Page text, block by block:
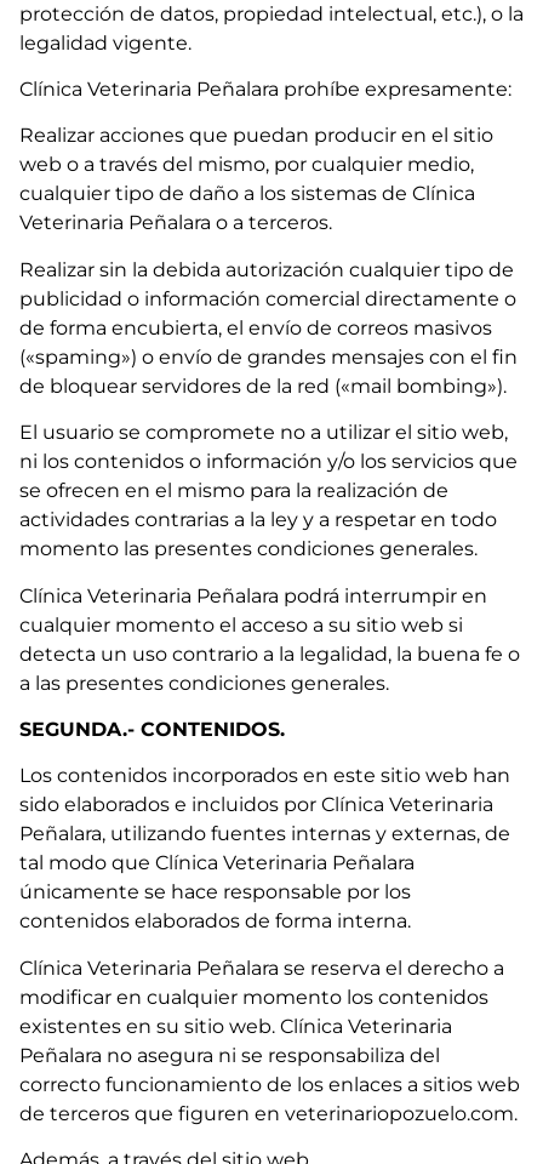
protección de datos, propiedad intelectual, etc.), o la
legalidad vigente.
Clínica Veterinaria Peñalara prohíbe expresamente:
Realizar acciones que puedan producir en el sitio
web o a través del mismo, por cualquier medio,
cualquier tipo de daño a los sistemas de Clínica
Veterinaria Peñalara o a terceros.
Realizar sin la debida autorización cualquier tipo de
publicidad o información comercial directamente o
de forma encubierta, el envío de correos masivos
(«spaming») o envío de grandes mensajes con el fin
de bloquear servidores de la red («mail bombing»).
El usuario se compromete no a utilizar el sitio web,
ni los contenidos o información y/o los servicios que
se ofrecen en el mismo para la realización de
actividades contrarias a la ley y a respetar en todo
momento las presentes condiciones generales.
Clínica Veterinaria Peñalara podrá interrumpir en
cualquier momento el acceso a su sitio web si
detecta un uso contrario a la legalidad, la buena fe o
a las presentes condiciones generales.
SEGUNDA.- CONTENIDOS.
Los contenidos incorporados en este sitio web han
sido elaborados e incluidos por Clínica Veterinaria
Peñalara, utilizando fuentes internas y externas, de
tal modo que Clínica Veterinaria Peñalara
únicamente se hace responsable por los
contenidos elaborados de forma interna.
Clínica Veterinaria Peñalara se reserva el derecho a
modificar en cualquier momento los contenidos
existentes en su sitio web. Clínica Veterinaria
Peñalara no asegura ni se responsabiliza del
correcto funcionamiento de los enlaces a sitios web
de terceros que figuren en veterinariopozuelo.com.